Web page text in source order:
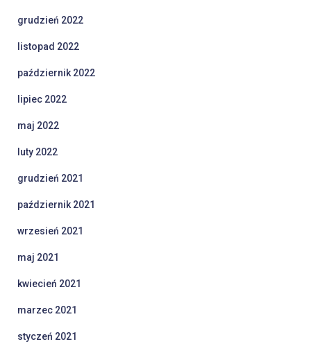
grudzień 2022
listopad 2022
październik 2022
lipiec 2022
maj 2022
luty 2022
grudzień 2021
październik 2021
wrzesień 2021
maj 2021
kwiecień 2021
marzec 2021
styczeń 2021